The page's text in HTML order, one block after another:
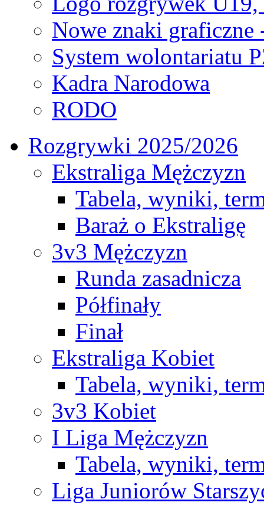
Nowe znaki graficzne
System wolontariatu
Kadra Narodowa
RODO
Rozgrywki 2025/2026
Ekstraliga Mężczyzn
Tabela, wyniki,
Baraż o Ekstraligę
3v3 Mężczyzn
Runda zasadnicza
Półfinały
Finał
Ekstraliga Kobiet
Tabela, wyniki,
3v3 Kobiet
I Liga Mężczyzn
Tabela, wyniki,
Liga Juniorów